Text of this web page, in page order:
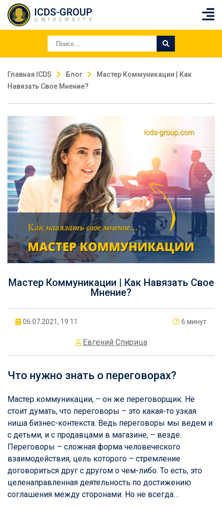
Главная ICDS Блог
Мастер Коммуникации | Как
Навязать Свое Мнение?
Мастер Коммуникации | Как Навязать Свое
Мнение?
06.07.2021, 19:11 6 минут
Евгений Спирица
Что нужно знать о переговорах?
Мастер коммуникации, – он же переговорщик. Не
стоит думать, что переговоры – это какая-то узкая
ниша бизнес-контекста. Ведь переговоры мы ведем и
с детьми, и с продавцами в магазине, – везде.
Переговоры – сложная форма человеческого
взаимодействия, цель которого – стремление
договориться друг с другом о чем-либо. То есть, это
целенаправленная деятельность по достижению
соглашения между сторонами. Но не всегда…